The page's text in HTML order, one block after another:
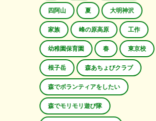
四阿山 夏 大明神沢
家族 峰の原高原 工作
幼稚園保育園 春 東京校
根子岳 森あちょびクラブ
森でボランティアをしたい
森でモリモリ遊び隊